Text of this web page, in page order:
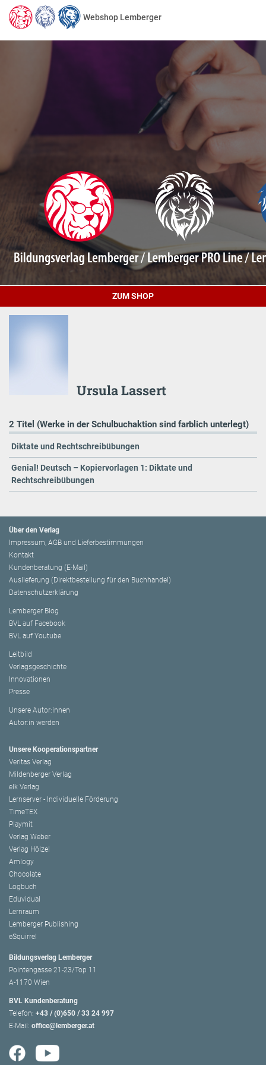
Webshop Lemberger
ZUM SHOP
Ursula Lassert
2 Titel (Werke in der Schulbuchaktion sind farblich unterlegt)
Diktate und Rechtschreibübungen
Genial! Deutsch – Kopiervorlagen 1: Diktate und
Rechtschreibübungen
Über den Verlag
Impressum, AGB und Lieferbestimmungen
Kontakt
Kundenberatung (E-Mail)
Auslieferung (Direktbestellung für den Buchhandel)
Datenschutzerklärung
Lemberger Blog
BVL auf Facebook
BVL auf Youtube
Leitbild
Verlagsgeschichte
Innovationen
Presse
Unsere Autor:innen
Autor:in werden
Unsere Kooperationspartner
Veritas Verlag
Mildenberger Verlag
elk Verlag
Lernserver - Individuelle Förderung
TimeTEX
Playmit
Verlag Weber
Verlag Hölzel
Amlogy
Chocolate
Logbuch
Eduvidual
Lernraum
Lemberger Publishing
eSquirrel
Bildungsverlag Lemberger
Pointengasse 21-23/Top 11
A-1170 Wien
BVL Kundenberatung
Telefon: +43 / (0)650 / 33 24 997
E-Mail: office@lemberger.at